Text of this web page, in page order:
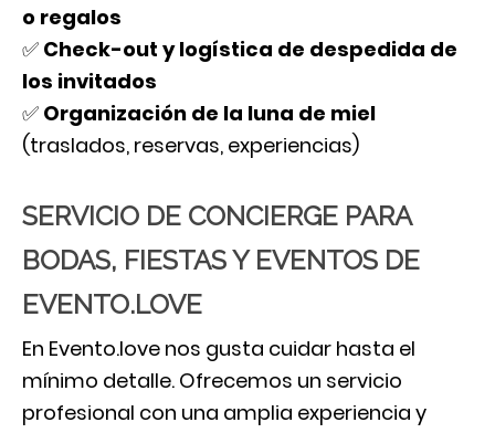
o regalos
✅ Check-out y logística de despedida de
los invitados
✅ Organización de la luna de miel
(traslados, reservas, experiencias)
SERVICIO DE CONCIERGE PARA
BODAS, FIESTAS Y EVENTOS DE
EVENTO.LOVE
En Evento.love nos gusta cuidar hasta el
mínimo detalle. Ofrecemos un servicio
profesional con una amplia experiencia y